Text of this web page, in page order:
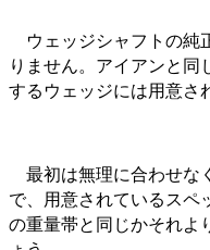
ウェッジシャフトの純
りません。アイアンと同
するウェッジには用意さ
最初は無理に合わせな
で、用意されているスペ
の重量帯と同じかそれよ